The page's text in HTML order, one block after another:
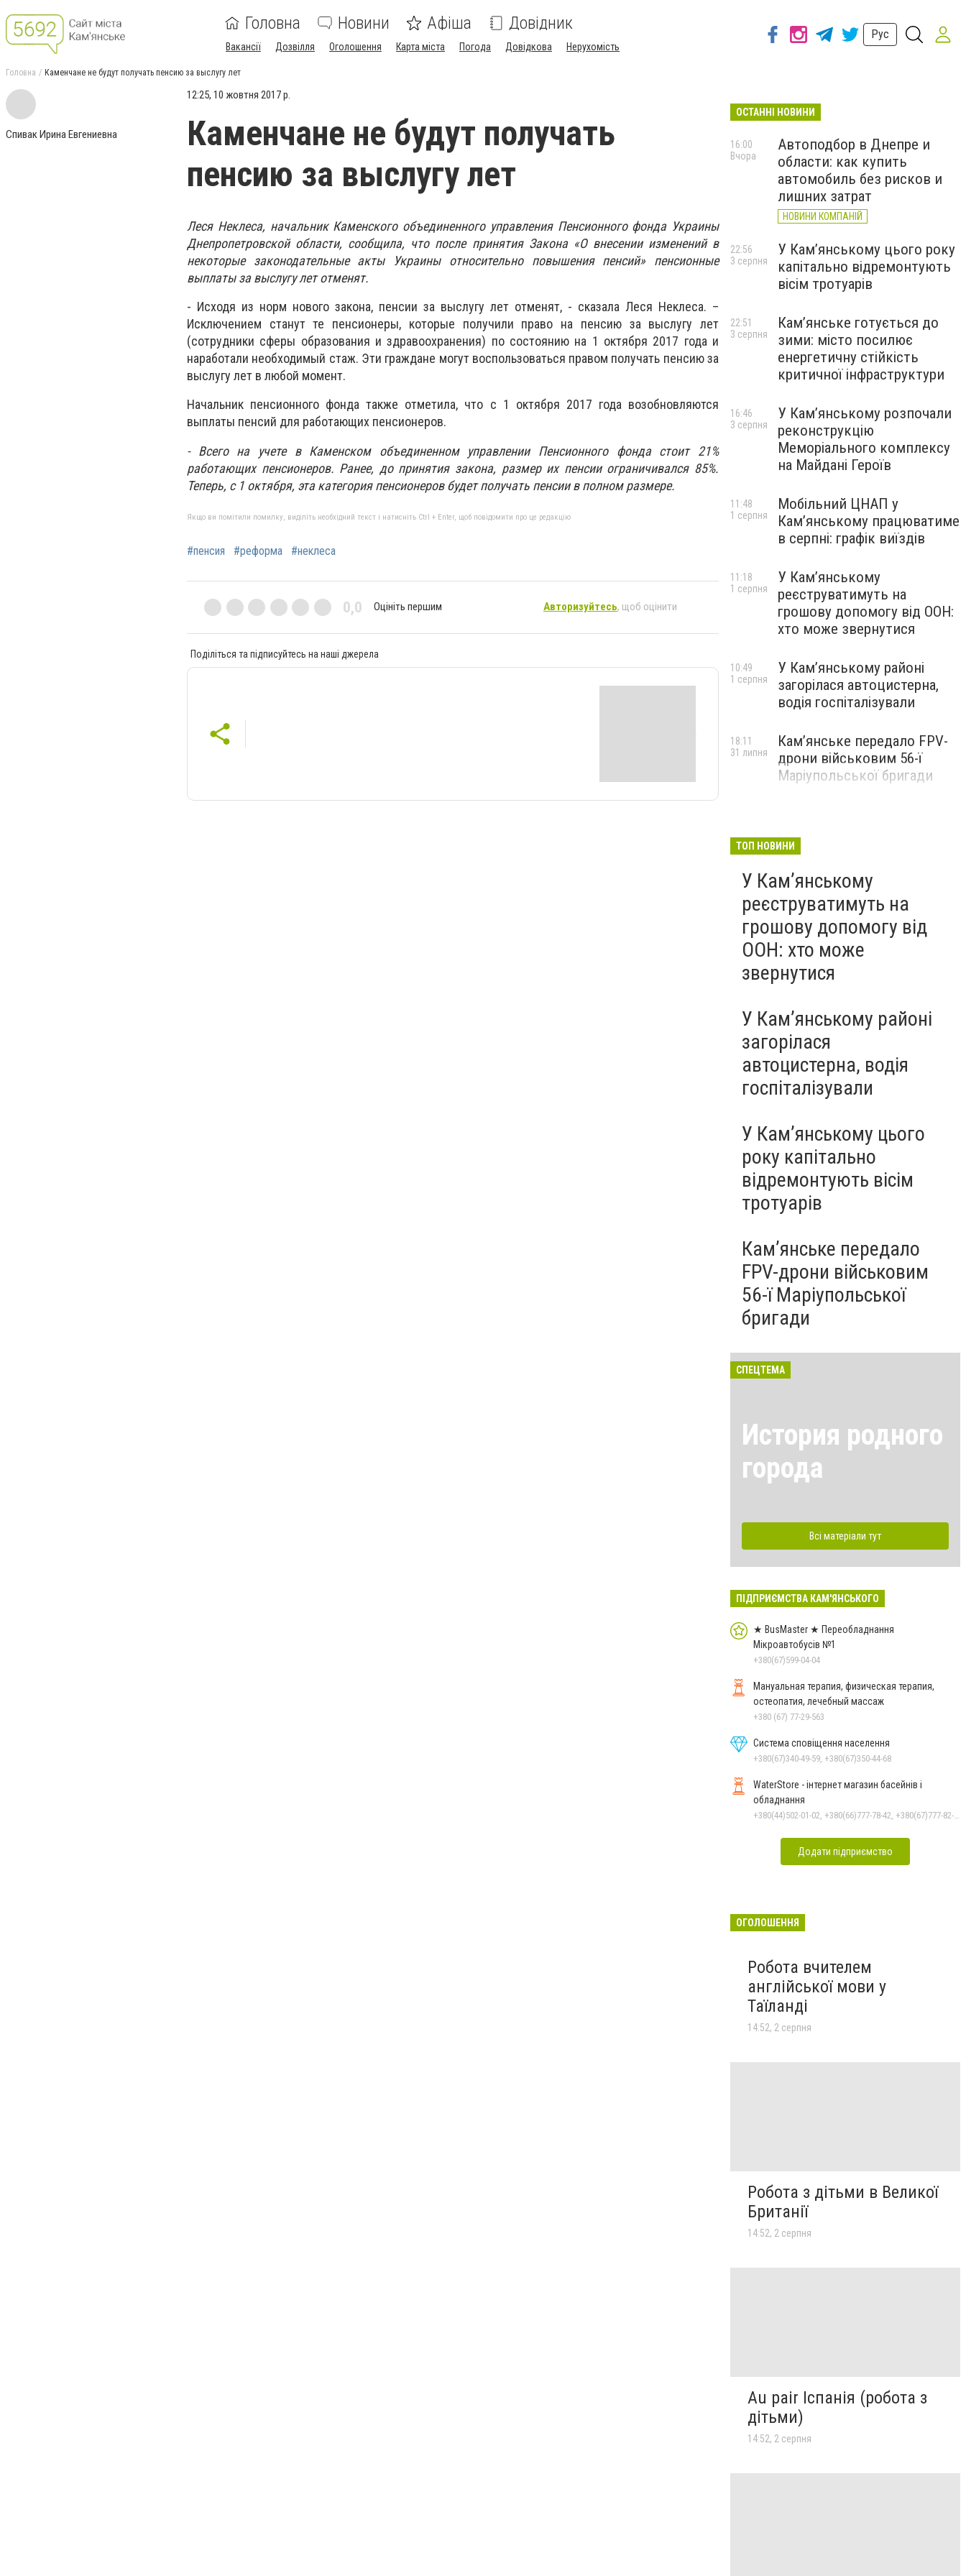
Головна Новини Афіша Довідник
Вакансії Дозвілля Оголошення Карта міста Погода Довідкова Нерухомість
Рус
Головна Каменчане не будут получать пенсию за выслугу лет
Спивак Ирина Евгениевна
12:25, 10 жовтня 2017 р.
Каменчане не будут получать
пенсию за выслугу лет
Леся Неклеса, начальник Каменского объединенного управления Пенсионного фонда Украины
Днепропетровской области, сообщила, что после принятия Закона «О внесении изменений в
некоторые законодательные акты Украины относительно повышения пенсий» пенсионные
выплаты за выслугу лет отменят.
- Исходя из норм нового закона, пенсии за выслугу лет отменят, - сказала Леся Неклеса. –
Исключением станут те пенсионеры, которые получили право на пенсию за выслугу лет
(сотрудники сферы образования и здравоохранения) по состоянию на 1 октября 2017 года и
наработали необходимый стаж. Эти граждане могут воспользоваться правом получать пенсию за
выслугу лет в любой момент.
Начальник пенсионного фонда также отметила, что с 1 октября 2017 года возобновляются
выплаты пенсий для работающих пенсионеров.
- Всего на учете в Каменском объединенном управлении Пенсионного фонда стоит 21%
работающих пенсионеров. Ранее, до принятия закона, размер их пенсии ограничивался 85%.
Теперь, с 1 октября, эта категория пенсионеров будет получать пенсии в полном размере.
Якщо ви помітили помилку, виділіть необхідний текст і натисніть Ctrl + Enter, щоб повідомити про це редакцію
#пенсия #реформа #неклеса
0,0 Оцініть першим Авторизуйтесь, щоб оцінити
Поділіться та підписуйтесь на наші джерела
ОСТАННІ НОВИНИ
Автоподбор в Днепре и
области: как купить
автомобиль без рисков и
лишних затрат
НОВИНИ КОМПАНІЙ
16:00
Вчора
У Кам’янському цього року
капітально відремонтують
вісім тротуарів
22:56
3 серпня
Кам’янське готується до
зими: місто посилює
енергетичну стійкість
критичної інфраструктури
22:51
3 серпня
У Кам’янському розпочали
реконструкцію
Меморіального комплексу
на Майдані Героїв
16:46
3 серпня
Мобільний ЦНАП у
Кам’янському працюватиме
в серпні: графік виїздів
11:48
1 серпня
У Кам’янському
реєструватимуть на
грошову допомогу від ООН:
хто може звернутися
11:18
1 серпня
У Кам’янському районі
загорілася автоцистерна,
водія госпіталізували
10:49
1 серпня
Кам’янське передало FPV-
дрони військовим 56-ї
Маріупольської бригади
18:11
31 липня
ТОП НОВИНИ
У Кам’янському
реєструватимуть на
грошову допомогу від
ООН: хто може
звернутися
У Кам’янському районі
загорілася
автоцистерна, водія
госпіталізували
У Кам’янському цього
року капітально
відремонтують вісім
тротуарів
Кам’янське передало
FPV-дрони військовим
56-ї Маріупольської
бригади
СПЕЦТЕМА
История родного
города
Всі матеріали тут
ПІДПРИЄМСТВА КАМ'ЯНСЬКОГО
★ BusMaster ★ Переобладнання
Мікроавтобусів №1
+380(67)599-04-04
Мануальная терапия, физическая терапия,
остеопатия, лечебный массаж
+380 (67) 77-29-563
Система сповіщення населення
+380(67)340-49-59, +380(67)350-44-68
WaterStore - інтернет магазин басейнів і
обладнання
Додати підприємство
ОГОЛОШЕННЯ
Робота вчителем
англійської мови у
Таїланді
14:52, 2 серпня
Робота з дітьми в Великої
Британії
14:52, 2 серпня
Au pair Іспанія (робота з
дітьми)
14:52, 2 серпня